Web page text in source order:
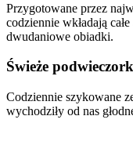
Przygotowane przez
codziennie wkładają
dwudaniowe obiadki.
Świeże
Codziennie szykowane
wychodziły od nas